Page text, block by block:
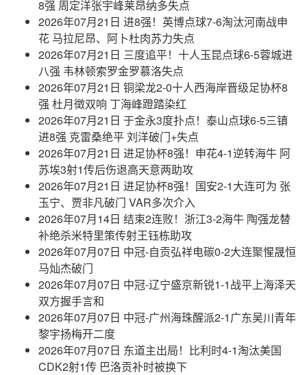
8强 周定洋张宇峰莱昂纳多失点
2026年07月21日 进8强！英博点球7-6淘汰河南战申
花 马拉尼昂、阿卜杜肉苏力失点
2026年07月21日 三度追平！十人玉昆点球6-5蓉城进
八强 韦林顿索罗金罗慕洛失点
2026年07月21日 铜梁龙2-0十人西海岸晋级足协杯8
强 杜月徵双响 丁海峰蹬踏染红
2026年07月21日 于金永3度扑点！泰山点球6-5三镇
进8强 克雷桑绝平 刘洋破门+失点
2026年07月21日 进足协杯8强！申花4-1逆转海牛 阿
苏埃3射1传后伤退高天意两助攻
2026年07月21日 进足协杯8强！国安2-1大连可为 张
玉宁、贾非凡破门 VAR多次介入
2026年07月14日 结束2连败！浙江3-2海牛 陶强龙替
补绝杀米特里策传射王钰栋助攻
2026年07月07日 中冠-自贡弘祥电碳0-2大连聚惺晟恒
马灿杰破门
2026年07月07日 中冠-辽宁盛京新锐1-1战平上海泽天
双方握手言和
2026年07月07日 中冠-广州海珠醒派2-1广东吴川青年
黎宇扬梅开二度
2026年07月07日 东道主出局！比利时4-1淘汰美国
CDK2射1传 巴洛贡补时被换下